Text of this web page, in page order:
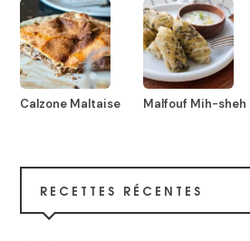
Calzone Maltaise Malfouf Mih-sheh
RECETTES RÉCENTES